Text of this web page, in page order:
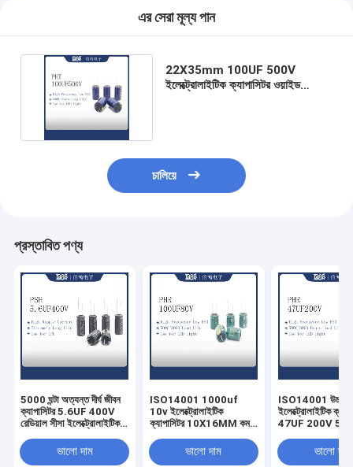
এর সেরা মূল্য পান
22X35mm 100UF 500V
ইলেক্ট্রোলাইটিক ক্যাপাসিটর ওয়াইড
চালিয়ে
প্রস্তাবিত পণ্য
5000 ঘন্টা অত্যন্ত দীর্ঘ জীবন
ক্যাপাসিটর 5.6UF 400V
রেডিয়াল সীসা ইলেক্ট্রোলাইটিক
ভালো দাম
ISO14001 1000uf
10v ইলেক্ট্রোলাইটিক
ক্যাপাসিটর 10X16MM কম
ভালো দাম
ISO14001 উচ্চ
ইলেক্ট্রোলাইটিক
47UF 200V 5000
ভালো দাম